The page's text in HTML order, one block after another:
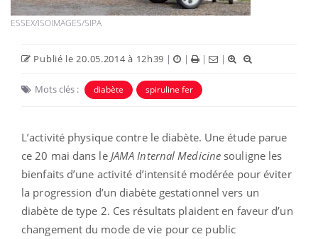
ESSEX/ISOIMAGES/SIPA
Publié le 20.05.2014 à 12h39 | | | |
Mots clés : diabète spiruline fer
L’activité physique contre le diabète. Une étude parue
ce 20 mai dans le JAMA Internal Medicine souligne les
bienfaits d’une activité d’intensité modérée pour éviter
la progression d’un diabète gestationnel vers un
diabète de type 2. Ces résultats plaident en faveur d’un
changement du mode de vie pour ce public